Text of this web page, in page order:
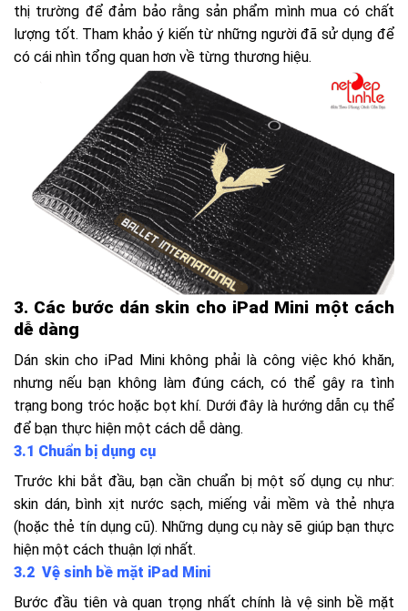
thị trường để đảm bảo rằng sản phẩm mình mua có chất
lượng tốt. Tham khảo ý kiến từ những người đã sử dụng để
có cái nhìn tổng quan hơn về từng thương hiệu.
3. Các bước dán skin cho iPad Mini một cách
dễ dàng
Dán skin cho iPad Mini không phải là công việc khó khăn,
nhưng nếu bạn không làm đúng cách, có thể gây ra tình
trạng bong tróc hoặc bọt khí. Dưới đây là hướng dẫn cụ thể
để bạn thực hiện một cách dễ dàng.
3.1 Chuẩn bị dụng cụ
Trước khi bắt đầu, bạn cần chuẩn bị một số dụng cụ như:
skin dán, bình xịt nước sạch, miếng vải mềm và thẻ nhựa
(hoặc thẻ tín dụng cũ). Những dụng cụ này sẽ giúp bạn thực
hiện một cách thuận lợi nhất.
3.2 Vệ sinh bề mặt iPad Mini
Bước đầu tiên và quan trọng nhất chính là vệ sinh bề mặt